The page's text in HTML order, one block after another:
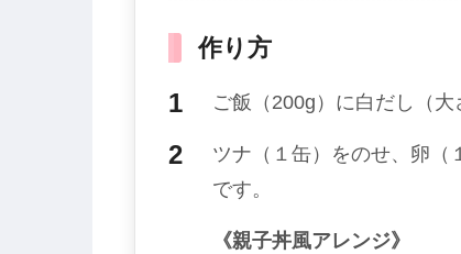
作り方
ご飯（200g）に白だし（大
ツナ（１缶）をのせ、卵（
です。
《親子丼風アレンジ》